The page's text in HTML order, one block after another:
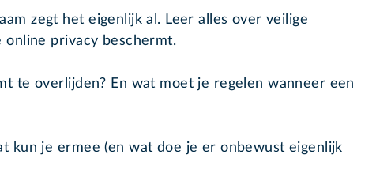
zegt het eigenlijk al. Leer alles over veilige
privacy beschermt.
te overlijden? En wat moet je regelen wanneer een
kun je ermee (en wat doe je er onbewust eigenlijk